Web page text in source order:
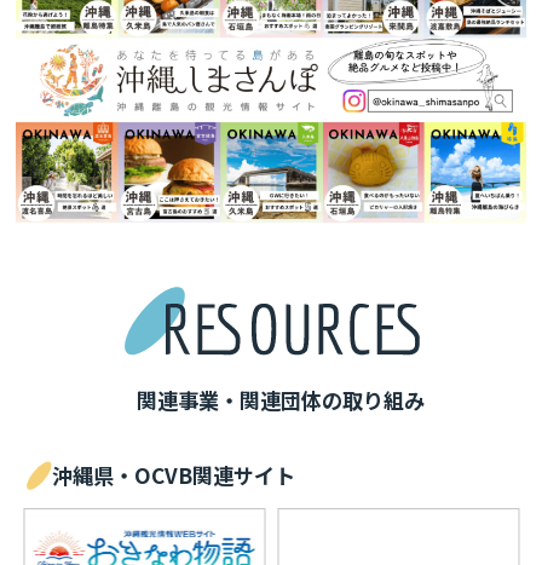
関連事業・関連団体の取り組み
沖縄県・OCVB関連サイト